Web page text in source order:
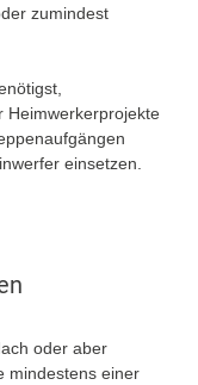
zumindest
Heimwerkerprojekte
einsetzen.
oder aber
mindestens einer